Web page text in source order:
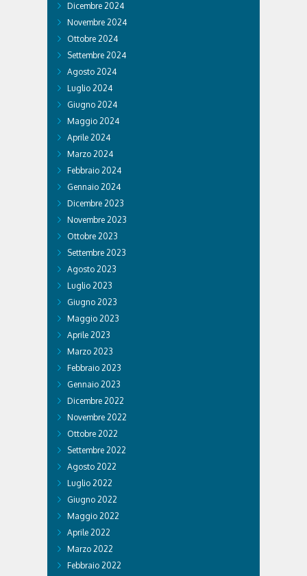
Dicembre 2024
Novembre 2024
Ottobre 2024
Settembre 2024
Agosto 2024
Luglio 2024
Giugno 2024
Maggio 2024
Aprile 2024
Marzo 2024
Febbraio 2024
Gennaio 2024
Dicembre 2023
Novembre 2023
Ottobre 2023
Settembre 2023
Agosto 2023
Luglio 2023
Giugno 2023
Maggio 2023
Aprile 2023
Marzo 2023
Febbraio 2023
Gennaio 2023
Dicembre 2022
Novembre 2022
Ottobre 2022
Settembre 2022
Agosto 2022
Luglio 2022
Giugno 2022
Maggio 2022
Aprile 2022
Marzo 2022
Febbraio 2022